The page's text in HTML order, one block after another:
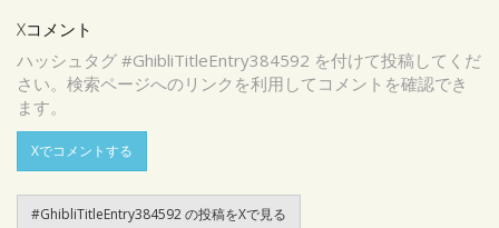
Xコメント
ハッシュタグ #GhibliTitleEntry384592 を付けて投稿してくだ
さい。検索ページへのリンクを利用してコメントを確認でき
ます。
Xでコメントする
#GhibliTitleEntry384592 の投稿をXで見る